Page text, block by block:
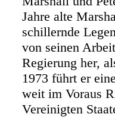
Jahre alte
schillernde
von seinen
Regierung her,
1973 führt er
weit im Voraus
Vereinigten